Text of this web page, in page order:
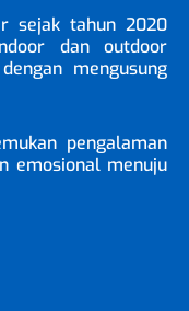
sejak tahun 2020
dan outdoor
mengusung
pengalaman
emosional menuju